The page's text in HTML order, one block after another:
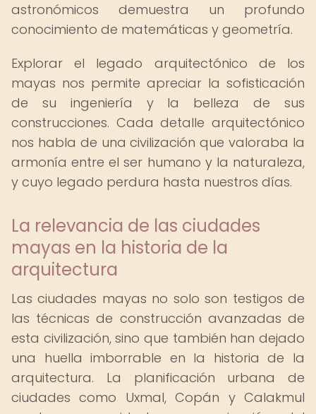
astronómicos demuestra un profundo
conocimiento de matemáticas y geometría.
Explorar el legado arquitectónico de los
mayas nos permite apreciar la sofisticación
de su ingeniería y la belleza de sus
construcciones. Cada detalle arquitectónico
nos habla de una civilización que valoraba la
armonía entre el ser humano y la naturaleza,
y cuyo legado perdura hasta nuestros días.
La relevancia de las ciudades
mayas en la historia de la
arquitectura
Las ciudades mayas no solo son testigos de
las técnicas de construcción avanzadas de
esta civilización, sino que también han dejado
una huella imborrable en la historia de la
arquitectura. La planificación urbana de
ciudades como Uxmal, Copán y Calakmul